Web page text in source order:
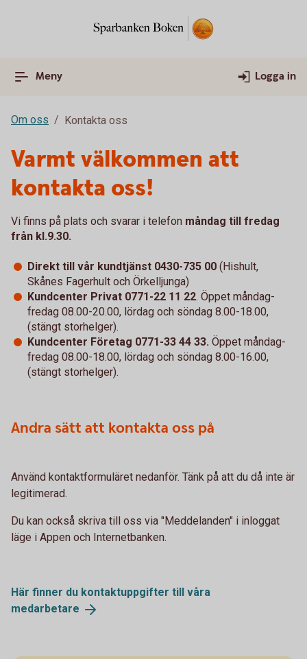
Meny Logga in
Om oss Kontakta oss
Varmt välkommen att
kontakta oss!
Vi finns på plats och svarar i telefon måndag till fredag
från kl.9.30.
Direkt till vår kundtjänst 0430-735 00 (Hishult,
Skånes Fagerhult och Örkelljunga)
Kundcenter Privat 0771-22 11 22. Öppet måndag-
fredag 08.00-20.00, lördag och söndag 8.00-18.00,
(stängt storhelger).
Kundcenter Företag 0771-33 44 33. Öppet måndag-
fredag 08.00-18.00, lördag och söndag 8.00-16.00,
(stängt storhelger).
Andra sätt att kontakta oss på
Använd kontaktformuläret nedanför. Tänk på att du då inte är
legitimerad.
Du kan också skriva till oss via "Meddelanden" i inloggat
läge i Appen och Internetbanken.
Här finner du kontaktuppgifter till våra
medarbetare